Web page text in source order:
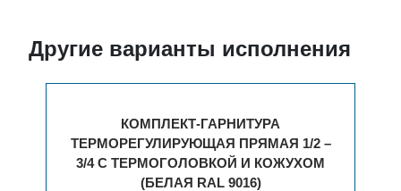
Другие варианты исполнения
КОМПЛЕКТ-ГАРНИТУРА
ТЕРМОРЕГУЛИРУЮЩАЯ ПРЯМАЯ 1/2 –
3/4 С ТЕРМОГОЛОВКОЙ И КОЖУХОМ
(БЕЛАЯ RAL 9016)